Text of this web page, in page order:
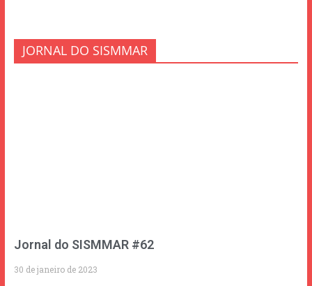
JORNAL DO SISMMAR
Jornal do SISMMAR #62
30 de janeiro de 2023